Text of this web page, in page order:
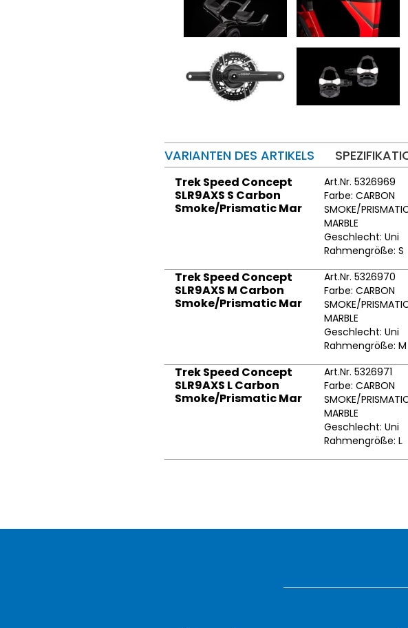
VARIANTEN DES ARTIKELS
Trek Speed Concept
SLR9AXS S Carbon
Smoke/Prismatic Mar
Art.Nr. 5326969
Farbe: CARBON
SMOKE/
MARBLE
Geschlecht: Uni
Rahmengröße: S
Trek Speed Concept
SLR9AXS M Carbon
Smoke/Prismatic Mar
Art.Nr. 5326970
Farbe: CARBON
SMOKE/
MARBLE
Geschlecht: Uni
Rahmengröße: M
Trek Speed Concept
SLR9AXS L Carbon
Smoke/Prismatic Mar
Art.Nr. 5326971
Farbe: CARBON
SMOKE/
MARBLE
Geschlecht: Uni
Rahmengröße: L